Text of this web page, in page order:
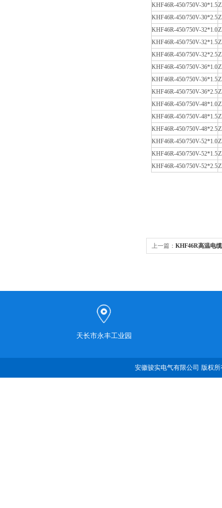
KHF46R-450/750V-30*1.5
KHF46R-450/750V-30*2.5
KHF46R-450/750V-32*1.0
KHF46R-450/750V-32*1.5
KHF46R-450/750V-32*2.5
KHF46R-450/750V-36*1.0
KHF46R-450/750V-36*1.5
KHF46R-450/750V-36*2.5
KHF46R-450/750V-48*1.0
KHF46R-450/750V-48*1.5
KHF46R-450/750V-48*2.5
KHF46R-450/750V-52*1.0
KHF46R-450/750V-52*1.5
KHF46R-450/750V-52*2.5
上一篇： KHF46R高温电缆
天长市永丰工业园
安徽骏实电气有限公司 版权